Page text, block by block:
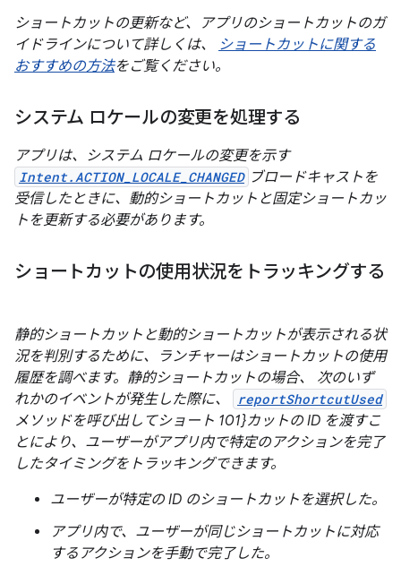
ショートカットの更新など、アプリのショートカットのガ
イドラインについて詳しくは、 ショートカットに関する
おすすめの方法をご覧ください。
システム ロケールの変更を処理する
アプリは、システム ロケールの変更を示す
Intent.ACTION_LOCALE_CHANGED ブロードキャストを
受信したときに、動的ショートカットと固定ショートカッ
トを更新する必要があります。
ショートカットの使用状況をトラッキングする
静的ショートカットと動的ショートカットが表示される状
況を判別するために、ランチャーはショートカットの使用
履歴を調べます。静的ショートカットの場合、 次のいず
れかのイベントが発生した際に、
reportShortcutUsed
メソッドを呼び出してショート 101}カットの ID を渡すこ
とにより、ユーザーがアプリ内で特定のアクションを完了
したタイミングをトラッキングできます。
ユーザーが特定の ID のショートカットを選択した。
アプリ内で、ユーザーが同じショートカットに対応
するアクションを手動で完了した。